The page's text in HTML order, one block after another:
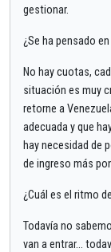
gestionar.
¿Se ha pensado
No hay cuotas,
situación es muy
retorne a
adecuada y que
hay necesidad de
de ingreso más
¿Cuál es el ritmo
Todavía no
van a entrar...